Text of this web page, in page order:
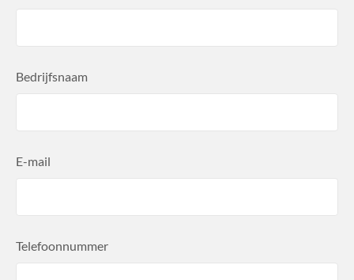
Bedrijfsnaam
E-mail
Telefoonnummer